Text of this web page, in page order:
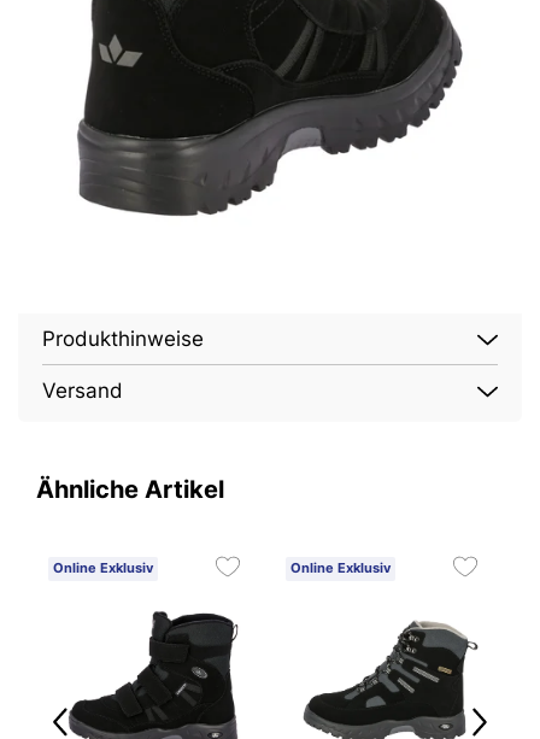
Produkthinweise
Versand
Ähnliche Artikel
Online Exklusiv Online Exklusiv